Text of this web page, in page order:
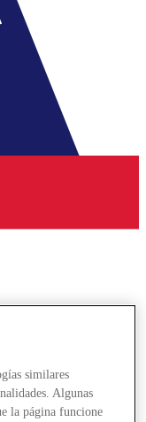
similares
Algunas
la página funcione